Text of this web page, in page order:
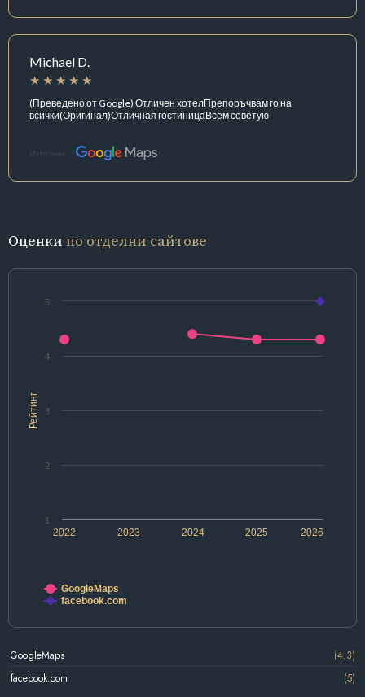
Michael D.
(Преведено от Google) Отличен хотелПрепоръчвам го на
всички(Оригинал)Отличная гостиницаВсем советую
Източник:
Оценки по отделни сайтове
Рейтинг
2022 2024 2026
2023 2025
1
2
3
4
5
GoogleMaps
facebook.com
GoogleMaps
(4.3)
facebook.com
(5)